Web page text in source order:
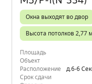
Окна выходят во двор
Высота потолков 2,77
Площадь
Объект
Расположение
д.6-6
Срок сдачи